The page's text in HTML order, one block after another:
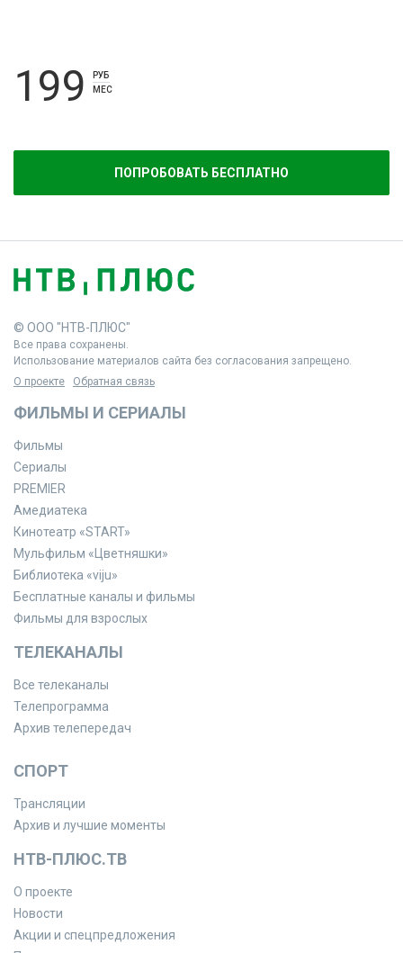
199
РУБ
МЕС
ПОПРОБОВАТЬ БЕСПЛАТНО
© ООО "НТВ-ПЛЮС"
Все права сохранены.
Использование материалов сайта без согласования запрещено.
О проекте
Обратная связь
ФИЛЬМЫ И СЕРИАЛЫ
Фильмы
Сериалы
PREMIER
Амедиатека
Кинотеатр «START»
Мульфильм «Цветняшки»
Библиотека «viju»
Бесплатные каналы и фильмы
Фильмы для взрослых
ТЕЛЕКАНАЛЫ
Все телеканалы
Телепрограмма
Архив телепередач
СПОРТ
Трансляции
Архив и лучшие моменты
НТВ-ПЛЮС.ТВ
О проекте
Новости
Акции и спецпредложения